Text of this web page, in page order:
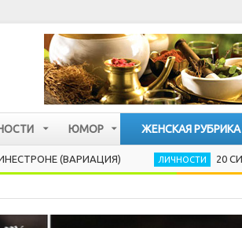
ЮМОР
ЖЕНСКАЯ РУБРИКА
ЛИЧНОСТИ 20 СИЛЬНЫХ